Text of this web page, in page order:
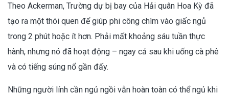
Theo Ackerman, Trường dự bị bay của Hải quân Hoa Kỳ đã
tạo ra một thói quen để giúp phi công chìm vào giấc ngủ
trong 2 phút hoặc ít hơn. Phải mất khoảng sáu tuần thực
hành, nhưng nó đã hoạt động – ngay cả sau khi uống cà phê
và có tiếng súng nổ gần đấy.
Những người lính cần ngủ ngồi vẫn hoàn toàn có thể ngủ khi